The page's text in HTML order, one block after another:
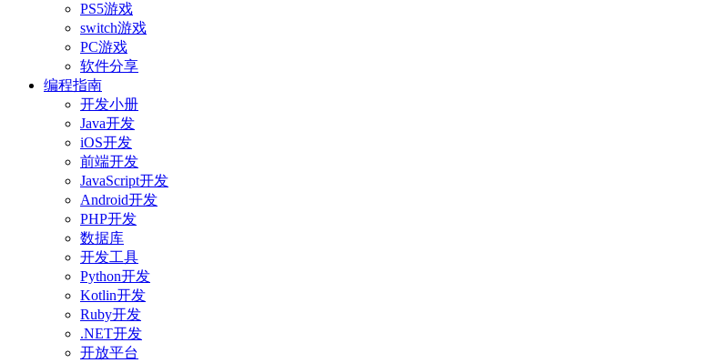
PS5游戏
switch游戏
PC游戏
软件分享
编程指南
开发小册
Java开发
iOS开发
前端开发
JavaScript开发
Android开发
PHP开发
数据库
开发工具
Python开发
Kotlin开发
Ruby开发
.NET开发
开放平台